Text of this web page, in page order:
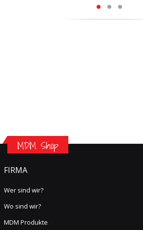
MDM Shop
FIRMA
Wer sind wir?
Wo sind wir?
MDM Produkte